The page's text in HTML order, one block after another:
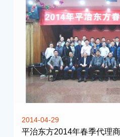
2014-04-29
平治东方2014年春季代理